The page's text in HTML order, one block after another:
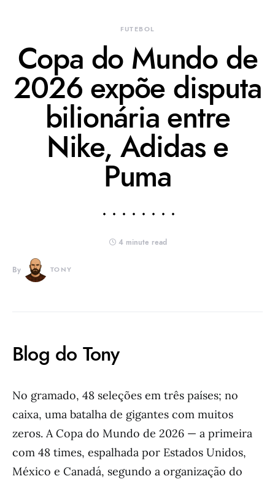
FUTEBOL
Copa do Mundo de
2026 expõe disputa
bilionária entre
Nike, Adidas e
Puma
4 minute read
By TONY
Blog do Tony
No gramado, 48 seleções em três países; no
caixa, uma batalha de gigantes com muitos
zeros. A Copa do Mundo de 2026 — a primeira
com 48 times, espalhada por Estados Unidos,
México e Canadá, segundo a organização do